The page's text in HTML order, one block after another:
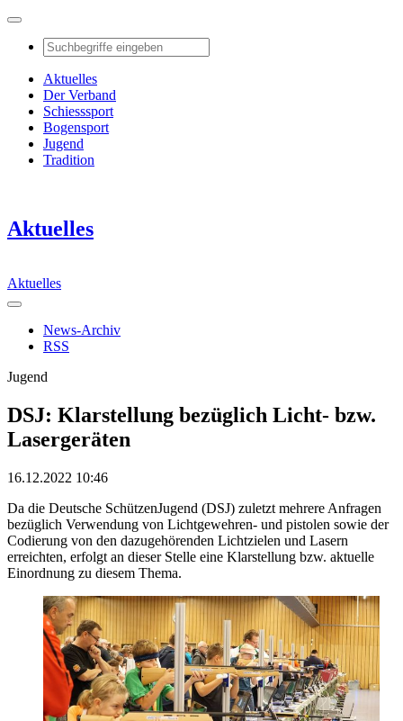
Aktuelles
Der Verband
Schiesssport
Bogensport
Jugend
Tradition
Aktuelles
Aktuelles
News-Archiv
RSS
Jugend
DSJ: Klarstellung bezüglich Licht- bzw.
Lasergeräten
16.12.2022 10:46
Da die Deutsche SchützenJugend (DSJ) zuletzt mehrere Anfragen
bezüglich Verwendung von Lichtgewehren- und pistolen sowie der
Codierung von den dazugehörenden Lichtzielen und Lasern
erreichten, erfolgt an dieser Stelle eine Klarstellung bzw. aktuelle
Einordnung zu diesem Thema.